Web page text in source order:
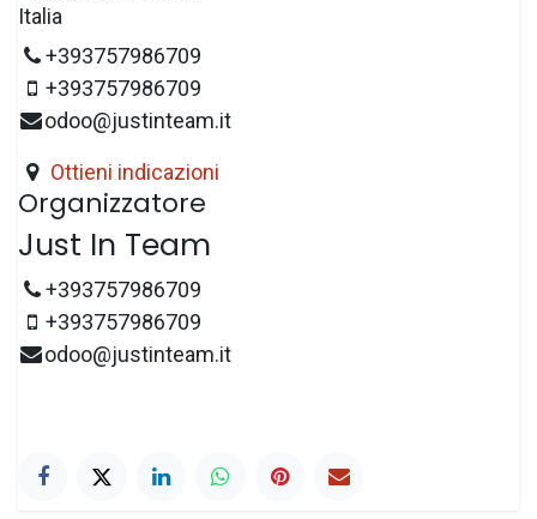
Italia
+393757986709
+393757986709
odoo@justinteam.it
Ottieni indicazioni
Organizzatore
Just In Team
+393757986709
+393757986709
odoo@justinteam.it